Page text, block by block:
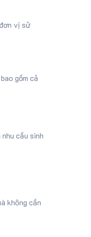
vị sử
gồm cả
cầu sinh
không cần